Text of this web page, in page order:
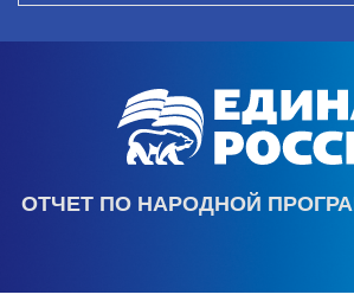
ОТЧЕТ ПО НАРОДНОЙ